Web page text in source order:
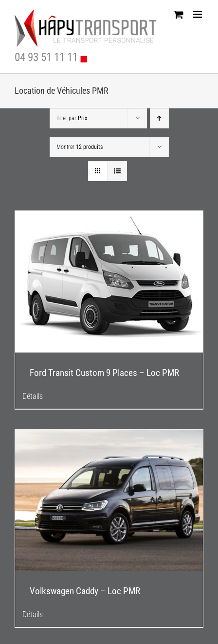
contenu
04 93 51 11 11
Location de Véhicules PMR
Trier par Prix
Montrer 12 produits
Ford Transit Custom 9 Places – Loc PMR
Détails
Volkswagen Caddy – Loc PMR
Détails